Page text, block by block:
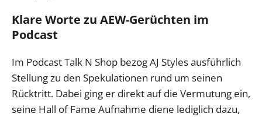
Klare Worte zu AEW-Gerüchten im
Podcast
Im Podcast Talk N Shop bezog AJ Styles ausführlich
Stellung zu den Spekulationen rund um seinen
Rücktritt. Dabei ging er direkt auf die Vermutung ein,
seine Hall of Fame Aufnahme diene lediglich dazu,